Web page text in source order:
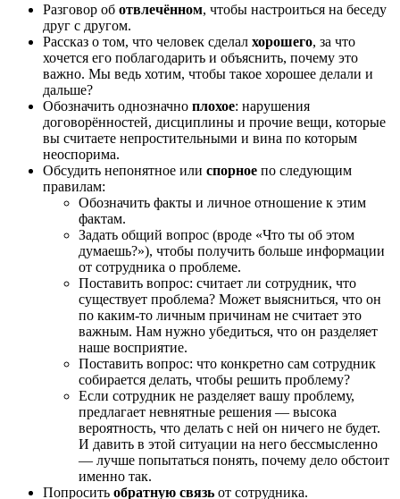
Разговор об отвлечённом, чтобы настроиться на беседу
друг с другом.
Рассказ о том, что человек сделал хорошего, за что
хочется его поблагодарить и объяснить, почему это
важно. Мы ведь хотим, чтобы такое хорошее делали и
дальше?
Обозначить однозначно плохое: нарушения
договорённостей, дисциплины и прочие вещи, которые
вы считаете непростительными и вина по которым
неоспорима.
Обсудить непонятное или спорное по следующим
правилам:
Обозначить факты и личное отношение к этим
фактам.
Задать общий вопрос (вроде «Что ты об этом
думаешь?»), чтобы получить больше информации
от сотрудника о проблеме.
Поставить вопрос: считает ли сотрудник, что
существует проблема? Может выясниться, что он
по каким-то личным причинам не считает это
важным. Нам нужно убедиться, что он разделяет
наше восприятие.
Поставить вопрос: что конкретно сам сотрудник
собирается делать, чтобы решить проблему?
Если сотрудник не разделяет вашу проблему,
предлагает невнятные решения — высока
вероятность, что делать с ней он ничего не будет.
И давить в этой ситуации на него бессмысленно
— лучше попытаться понять, почему дело обстоит
именно так.
Попросить обратную связь от сотрудника.